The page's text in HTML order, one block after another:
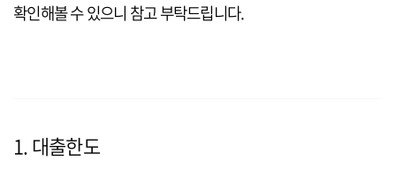
확인해볼 수 있으니 참고 부탁드립니다.
1. 대출한도